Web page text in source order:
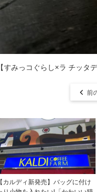
【すみっコぐらし×ラ チッ
前